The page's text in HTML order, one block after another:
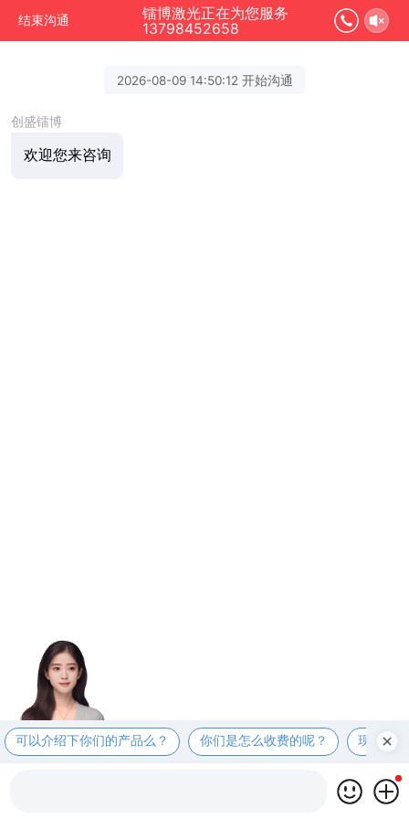
结束沟通
镭博激光正在为您服务
13798452658
2026-08-09 14:50:12 开始沟通
创盛镭博
欢迎您来咨询
可以介绍下你们的产品么？ 你们是怎么收费的呢？ 现在有